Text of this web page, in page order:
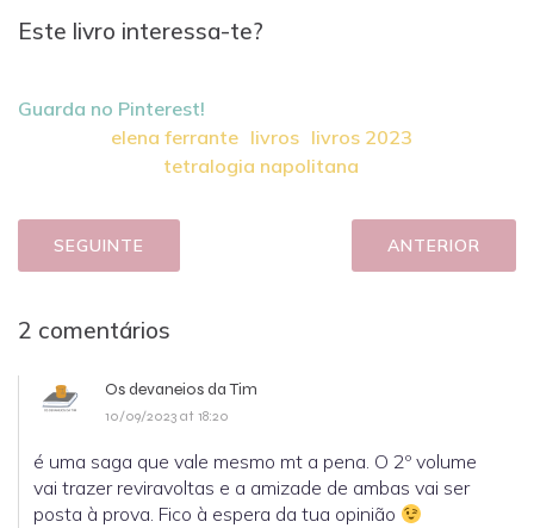
Este livro interessa-te?
Guarda no Pinterest!
elena ferrante livros livros 2023
tetralogia napolitana
SEGUINTE ANTERIOR
2 comentários
Os devaneios da Tim
10/09/2023 at 18:20
é uma saga que vale mesmo mt a pena. O 2º volume
vai trazer reviravoltas e a amizade de ambas vai ser
posta à prova. Fico à espera da tua opinião